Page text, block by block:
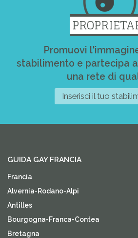
Promuovi
stabilimento e partecipa
una rete di
Inserisci il tuo
GUIDA GAY FRANCIA
Francia
Alvernia-Rodano-Alpi
Antilles
Bourgogna-Franca-Contea
Bretagna